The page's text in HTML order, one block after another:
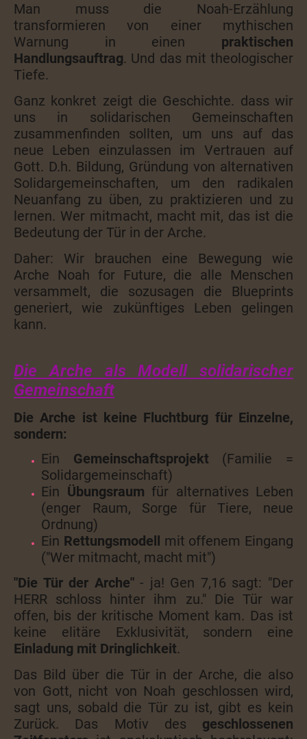
Man muss die Noah-Erzählung
transformieren von einer mythischen
Warnung in einen praktischen
Handlungsauftrag. Und das mit theologischer
Tiefe.
Ganz konkret zeigt die Geschichte. dass wir
uns in solidarischen Gemeinschaften
zusammenfinden sollten, um uns auf das
neue Leben einzulassen im Vertrauen auf
Gott. D.h. Bildung, Gründung von alternativen
Solidargemeinschaften, um den radikalen
Neuanfang zu üben, zu praktizieren und zu
lernen. Wer mitmacht, macht mit, das ist die
Bedeutung der Tür in der Arche.
Daher: Wir brauchen eine Bewegung wie
Arche Noah for Future, die alle Menschen
versammelt, die sozusagen die Blueprints
generiert, wie zukünftiges Leben gelingen
kann.
Die Arche als Modell solidarischer
Gemeinschaft
Die Arche ist keine Fluchtburg für Einzelne,
sondern:
Ein Gemeinschaftsprojekt (Familie =
Solidargemeinschaft)
Ein Übungsraum für alternatives Leben
(enger Raum, Sorge für Tiere, neue
Ordnung)
Ein Rettungsmodell mit offenem Eingang
("Wer mitmacht, macht mit")
"Die Tür der Arche"- ja! Gen 7,16 sagt: "Der
HERR schloss hinter ihm zu." Die Tür war
offen, bis der kritische Moment kam. Das ist
keine elitäre Exklusivität, sondern eine
Einladung mit Dringlichkeit.
Das Bild über die Tür in der Arche, die also
von Gott, nicht von Noah geschlossen wird,
sagt uns, sobald die Tür zu ist, gibt es kein
Zurück. Das Motiv des geschlossenen